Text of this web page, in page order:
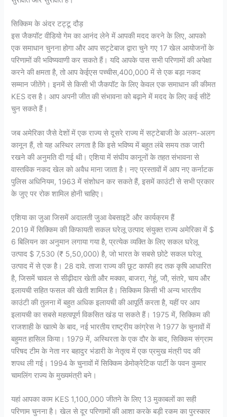
सिक्किम के अंदर टट्टू दौड़
इस जैकपॉट वीडियो गेम का आनंद लेने में आपकी मदद करने के लिए, आपको
एक समाधान चुनना होगा और आप सट्टेबाज द्वारा चुने गए 17 खेल आयोजनों के
परिणामों की भविष्यवाणी कर सकते हैं। यदि आपके पास सभी परिणामों की अपेक्षा
करने की क्षमता है, तो आप केईएस पच्चीस,400,000 में से एक बड़ा नकद
सम्मान जीतेंगे। इनमें से किसी भी जैकपॉट के लिए केवल एक समाधान की कीमत
KES दस है। आप अपनी जीत की संभावना को बढ़ाने में मदद के लिए कई सीटें
चुन सकते हैं।
जब अमेरिका जैसे देशों में एक राज्य से दूसरे राज्य में सट्टेबाजी के अलग-अलग
कानून हैं, तो यह अस्थिर लगता है कि इसे भविष्य में बहुत लंबे समय तक जारी
रखने की अनुमति दी गई थी। एशिया में संघीय कानूनों के तहत संभावना से
वास्तविक नकद खेल को अवैध माना जाता है। नए प्रस्तावों में आप नए कर्नाटक
पुलिस अधिनियम, 1963 में संशोधन कर सकते हैं, इसमें काउंटी से सभी प्रकार
के जुए पर रोक शामिल होनी चाहिए।
एशिया का जुआ जिसमें अदालती जुआ वेबसाइटें और कार्यक्रम हैं
2019 में सिक्किम की किफायती सकल घरेलू उत्पाद संयुक्त राज्य अमेरिका में $
6 बिलियन का अनुमान लगाया गया है, प्रत्येक व्यक्ति के लिए सकल घरेलू
उत्पाद $ 7,530 (₹ 5,50,000) है, जो भारत के सबसे छोटे सकल घरेलू
उत्पाद में से एक है। 28 दावे. ताजा राज्य की छूट काफी हद तक कृषि आधारित
है, जिसमें चावल से सीढ़ीदार खेती और मक्का, बाजरा, गेहूं, जौ, संतरे, चाय और
इलायची सहित फसल की खेती शामिल है। सिक्किम किसी भी अन्य भारतीय
काउंटी की तुलना में बहुत अधिक इलायची की आपूर्ति करता है, यहीं पर आप
इलायची का सबसे महत्वपूर्ण विकसित खंड पा सकते हैं। 1975 में, सिक्किम की
राजशाही के खात्मे के बाद, नई भारतीय राष्ट्रीय कांग्रेस ने 1977 के चुनावों में
बहुमत हासिल किया। 1979 में, अस्थिरता के एक दौर के बाद, सिक्किम संग्राम
परिषद टीम के नेता नर बहादुर भंडारी के नेतृत्व में एक प्रमुख मंत्री पद की
शपथ ली गई। 1994 के चुनावों में सिक्किम डेमोक्रेटिक पार्टी के पवन कुमार
चामलिंग राज्य के मुख्यमंत्री बने।
यहां आपका काम KES 1,100,000 जीतने के लिए 13 मुकाबलों का सही
परिणाम चुनना है। खेल से दूर परिणामों की आशा करके बड़ी रकम का पुरस्कार